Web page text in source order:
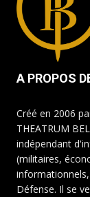
A PROPOS
Créé en 2006
THEATRUM
indépendant
(militaires,
Défense. Il se